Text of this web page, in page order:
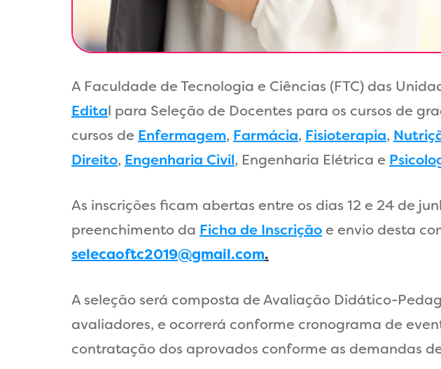
A Faculdade de Tecnologia e Ciências (FTC) das
Edital para Seleção de Docentes para os cursos de
cursos de Enfermagem, Farmácia, Fisioterapia,
Direito, Engenharia Civil, Engenharia Elétrica e
As inscrições ficam abertas entre os dias 12 e 24 de
preenchimento da Ficha de Inscriçãoe envio desta
selecaoftc2019@gmail.com.
A seleção será composta de Avaliação Didático-
avaliadores, e ocorrerá conforme cronograma de
contratação dos aprovados conforme as demandas